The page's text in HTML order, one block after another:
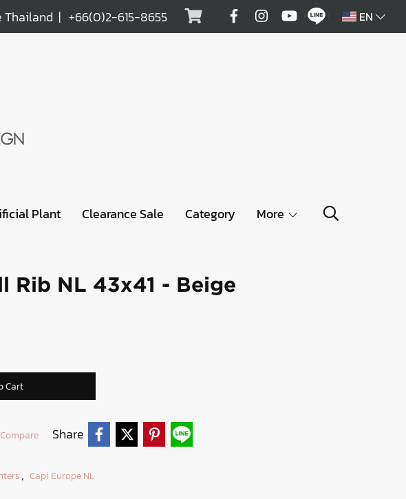
Thailand | +66(0)2-615-8655 EN
Plant Clearance Sale Category More
Rib NL 43x41 - Beige
Cart
Compare Share
, Capi Europe NL